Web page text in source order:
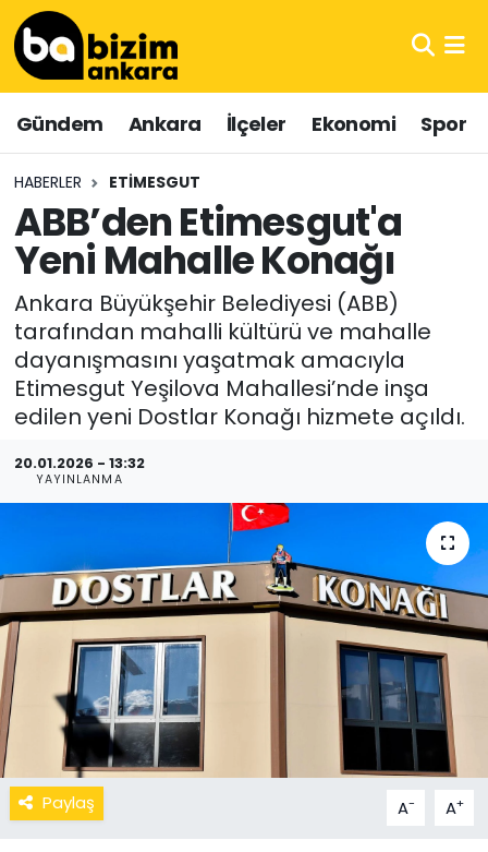
Gündem Ankara İlçeler Ekonomi Spor
HABERLER ETIMESGUT
ABB’den Etimesgut'a
Yeni Mahalle Konağı
Ankara Büyükşehir Belediyesi (ABB)
tarafından mahalli kültürü ve mahalle
dayanışmasını yaşatmak amacıyla
Etimesgut Yeşilova Mahallesi’nde inşa
edilen yeni Dostlar Konağı hizmete açıldı.
20.01.2026 - 13:32
YAYINLANMA
Paylaş A- A+
Hava Durumu
Trafik Durumu
Süper Lig Puan Durumu ve Fikstür
Tüm Manşetler
Son Dakika Haberleri
Haber Arşivi